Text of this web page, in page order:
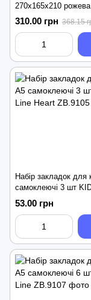
270х165х210
Line
310.00 грн 368.15
Набір закладок для
самоклеючі 3 шт
Heart
53.00 грн